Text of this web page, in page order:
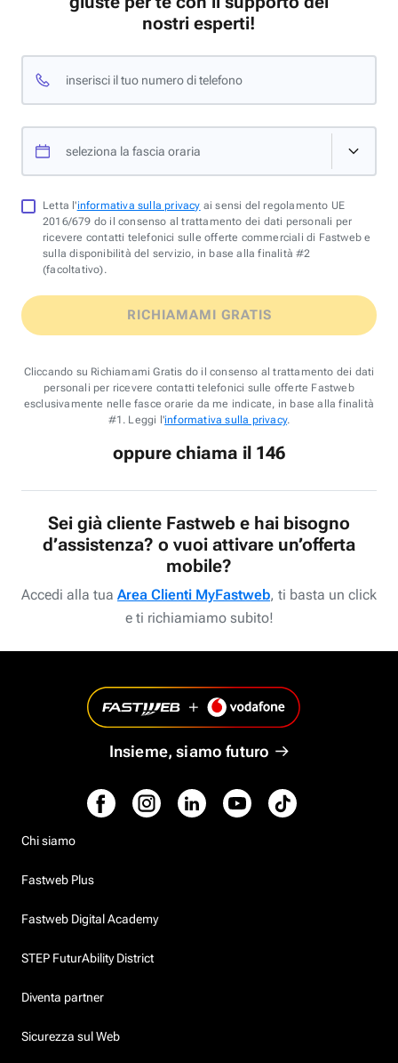
nostri esperti!
inserisci il tuo numero di telefono
seleziona la fascia oraria
Letta l'informativa sulla privacy ai sensi del regolamento UE
2016/679 do il consenso al trattamento dei dati personali per
ricevere contatti telefonici sulle offerte commerciali di Fastweb e
sulla disponibilità del servizio, in base alla finalità #2
(facoltativo).
RICHIAMAMI GRATIS
Cliccando su Richiamami Gratis do il consenso al trattamento dei dati
personali per ricevere contatti telefonici sulle offerte Fastweb
esclusivamente nelle fasce orarie da me indicate, in base alla finalità
#1. Leggi l'informativa sulla privacy.
oppure chiama il 146
Sei già cliente Fastweb e hai bisogno
d’assistenza? o vuoi attivare un’offerta
mobile?
Accedi alla tua Area Clienti MyFastweb, ti basta un click
e ti richiamiamo subito!
Insieme, siamo futuro
Chi siamo
Fastweb Plus
Fastweb Digital Academy
STEP FuturAbility District
Diventa partner
Sicurezza sul Web